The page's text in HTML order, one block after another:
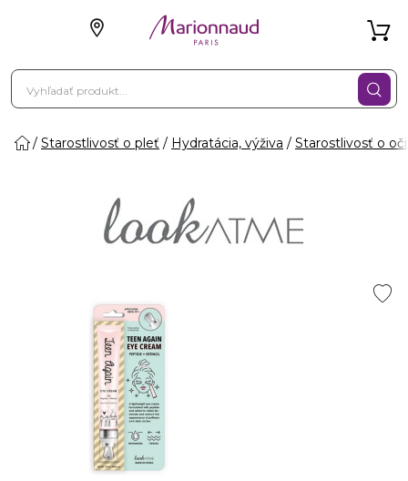
Starostlivosť o pleť Hydratácia, výživa Starostlivosť o oči